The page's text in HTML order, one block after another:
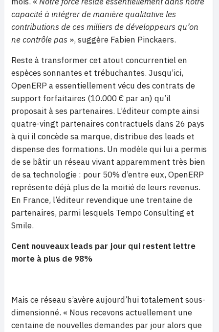
capacité à intégrer de manière qualitative les
contributions de ces milliers de développeurs qu’on
ne contrôle pas », suggère Fabien Pinckaers.
Reste à transformer cet atout concurrentiel en
espèces sonnantes et trébuchantes. Jusqu’ici,
OpenERP a essentiellement vécu des contrats de
support forfaitaires (10.000 € par an) qu’il
proposait à ses partenaires. L’éditeur compte ainsi
quatre-vingt partenaires contractuels dans 26 pays
à qui il concède sa marque, distribue des leads et
dispense des formations. Un modèle qui lui a permis
de se bâtir un réseau vivant apparemment très bien
de sa technologie : pour 50% d’entre eux, OpenERP
représente déjà plus de la moitié de leurs revenus.
En France, l’éditeur revendique une trentaine de
partenaires, parmi lesquels Tempo Consulting et
Smile.
Cent nouveaux leads par jour qui restent lettre
morte à plus de 98%
Mais ce réseau s’avère aujourd’hui totalement sous-
dimensionné. « Nous recevons actuellement une
centaine de nouvelles demandes par jour alors que